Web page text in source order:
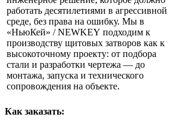
работать десятилетиями в агрессивной
среде, без права на ошибку. Мы в
«НьюКей» / NEWKEY подходим к
производству щитовых затворов как к
высокоточному проекту: от подбора
стали и разработки чертежа — до
монтажа, запуска и технического
сопровождения на объекте.
Как заказать: